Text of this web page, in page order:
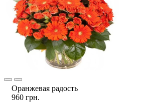
Оранжевая радость
960 грн.